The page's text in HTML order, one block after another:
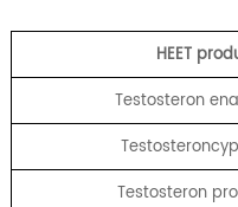
HEET
Testosteron
Testosteron